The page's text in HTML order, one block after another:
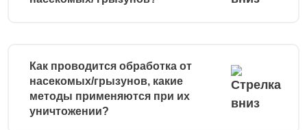
Как проводится обработка от
насекомых/грызунов, какие
методы применяются при их
уничтожении?